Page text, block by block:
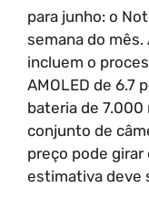
para junho: o
semana do
incluem o
AMOLED de 6.7
bateria de 7.000
conjunto de
preço pode
estimativa deve